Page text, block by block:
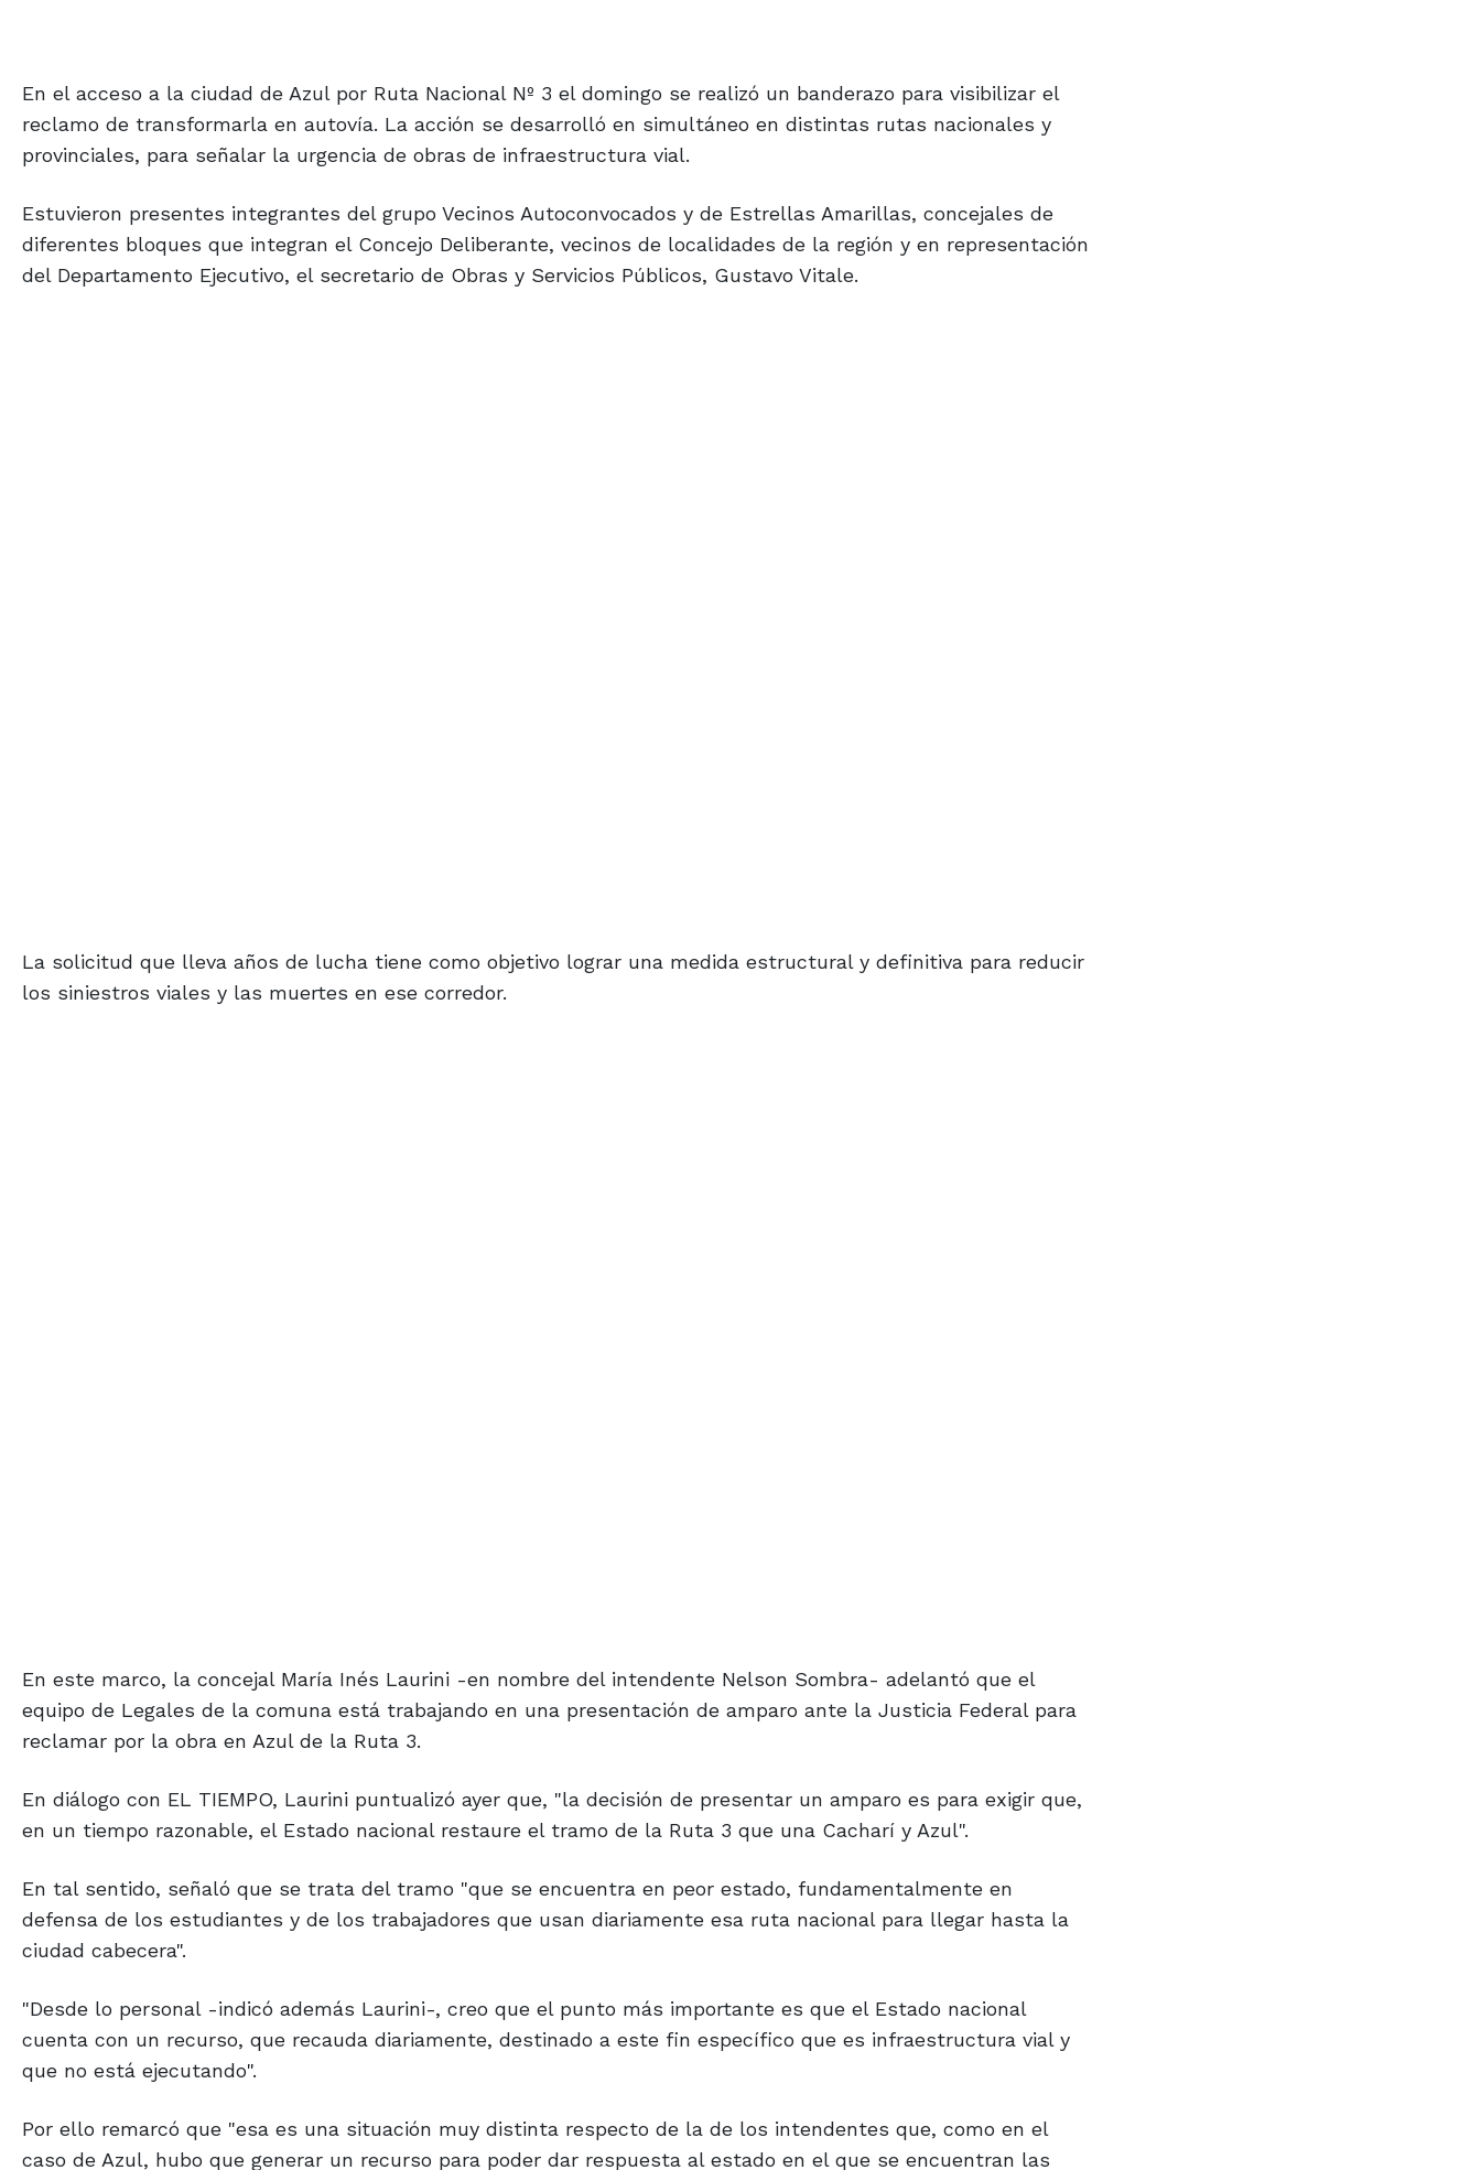
En el acceso a la ciudad de Azul por Ruta Nacional Nº 3 el domingo se realizó un banderazo para visibilizar el
reclamo de transformarla en autovía. La acción se desarrolló en simultáneo en distintas rutas nacionales y
provinciales, para señalar la urgencia de obras de infraestructura vial.
Estuvieron presentes integrantes del grupo Vecinos Autoconvocados y de Estrellas Amarillas, concejales de
diferentes bloques que integran el Concejo Deliberante, vecinos de localidades de la región y en representación
del Departamento Ejecutivo, el secretario de Obras y Servicios Públicos, Gustavo Vitale.
La solicitud que lleva años de lucha tiene como objetivo lograr una medida estructural y definitiva para reducir
los siniestros viales y las muertes en ese corredor.
En este marco, la concejal María Inés Laurini -en nombre del intendente Nelson Sombra- adelantó que el
equipo de Legales de la comuna está trabajando en una presentación de amparo ante la Justicia Federal para
reclamar por la obra en Azul de la Ruta 3.
En diálogo con EL TIEMPO, Laurini puntualizó ayer que, "la decisión de presentar un amparo es para exigir que,
en un tiempo razonable, el Estado nacional restaure el tramo de la Ruta 3 que una Cacharí y Azul".
En tal sentido, señaló que se trata del tramo "que se encuentra en peor estado, fundamentalmente en
defensa de los estudiantes y de los trabajadores que usan diariamente esa ruta nacional para llegar hasta la
ciudad cabecera".
"Desde lo personal -indicó además Laurini-, creo que el punto más importante es que el Estado nacional
cuenta con un recurso, que recauda diariamente, destinado a este fin específico que es infraestructura vial y
que no está ejecutando".
Por ello remarcó que "esa es una situación muy distinta respecto de la de los intendentes que, como en el
caso de Azul, hubo que generar un recurso para poder dar respuesta al estado en el que se encuentran las